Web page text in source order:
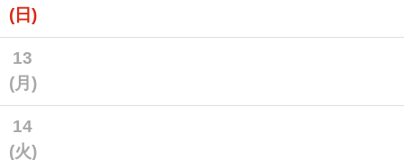
(日)
13
(月)
14
(火)